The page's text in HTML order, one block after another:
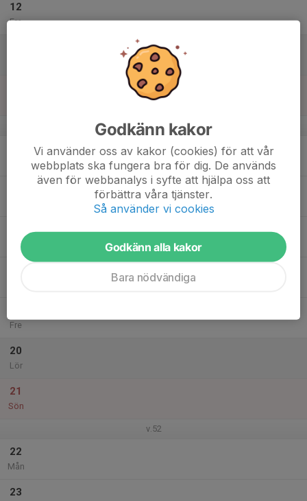
12
Fre
v.51
Ons
Fre
20
Lör
21
Sön
v.52
22
Mån
23
Godkänn kakor
Vi använder oss av kakor (cookies) för att vår
webbplats ska fungera bra för dig. De används
även för webbanalys i syfte att hjälpa oss att
förbättra våra tjänster.
Så använder vi cookies
Godkänn alla kakor
Bara nödvändiga